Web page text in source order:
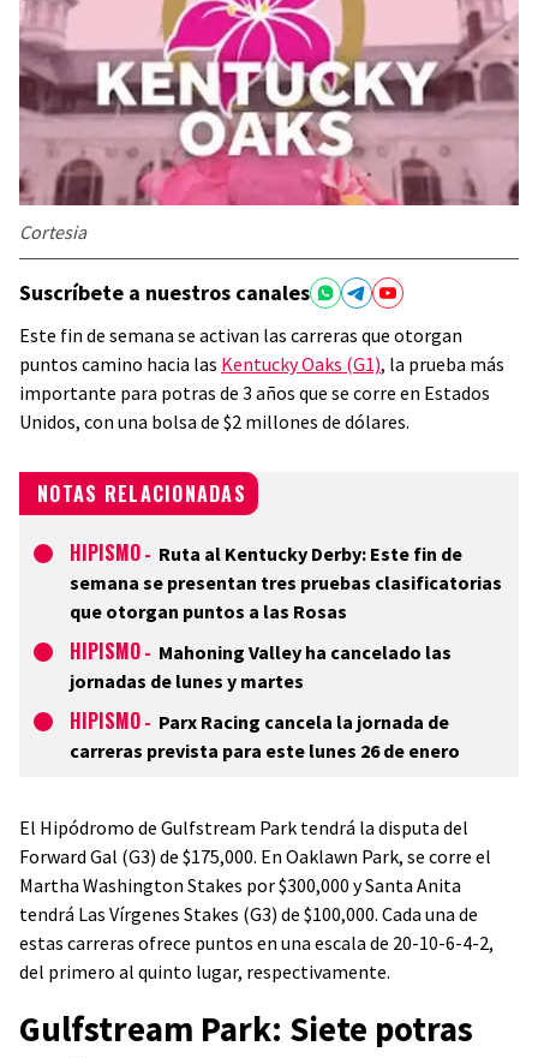
Cortesia
Suscríbete a nuestros canales
Este fin de semana se activan las carreras que otorgan
puntos camino hacia las Kentucky Oaks (G1), la prueba más
importante para potras de 3 años que se corre en Estados
Unidos, con una bolsa de $2 millones de dólares.
NOTAS RELACIONADAS
HIPISMO - Ruta al Kentucky Derby: Este fin de
semana se presentan tres pruebas clasificatorias
que otorgan puntos a las Rosas
HIPISMO - Mahoning Valley ha cancelado las
jornadas de lunes y martes
HIPISMO - Parx Racing cancela la jornada de
carreras prevista para este lunes 26 de enero
El Hipódromo de Gulfstream Park tendrá la disputa del
Forward Gal (G3) de $175,000. En Oaklawn Park, se corre el
Martha Washington Stakes por $300,000 y Santa Anita
tendrá Las Vírgenes Stakes (G3) de $100,000. Cada una de
estas carreras ofrece puntos en una escala de 20-10-6-4-2,
del primero al quinto lugar, respectivamente.
Gulfstream Park: Siete potras